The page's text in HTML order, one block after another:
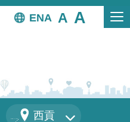
EN
地區 西貢